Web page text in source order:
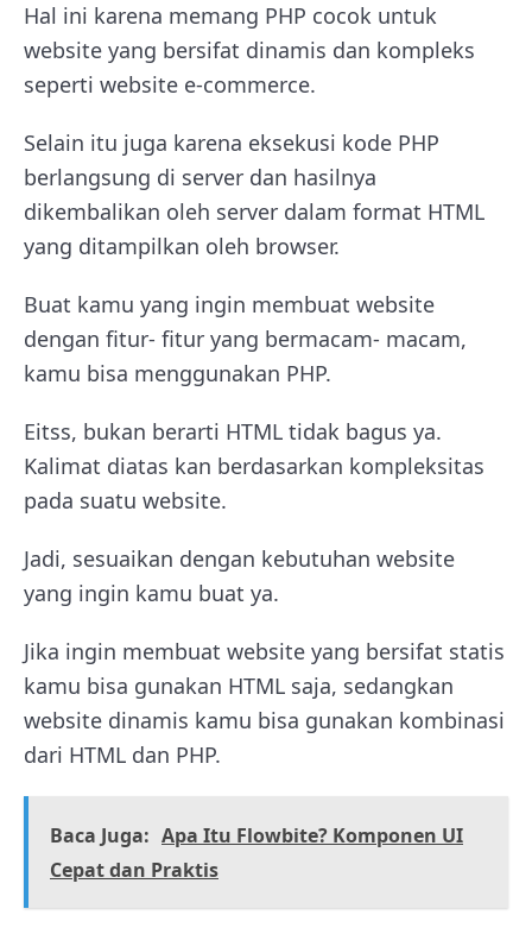
Hal ini karena memang PHP cocok untuk
website yang bersifat dinamis dan kompleks
seperti website e-commerce.
Selain itu juga karena eksekusi kode PHP
berlangsung di server dan hasilnya
dikembalikan oleh server dalam format HTML
yang ditampilkan oleh browser.
Buat kamu yang ingin membuat website
dengan fitur- fitur yang bermacam- macam,
kamu bisa menggunakan PHP.
Eitss, bukan berarti HTML tidak bagus ya.
Kalimat diatas kan berdasarkan kompleksitas
pada suatu website.
Jadi, sesuaikan dengan kebutuhan website
yang ingin kamu buat ya.
Jika ingin membuat website yang bersifat statis
kamu bisa gunakan HTML saja, sedangkan
website dinamis kamu bisa gunakan kombinasi
dari HTML dan PHP.
Baca Juga: Apa Itu Flowbite? Komponen UI
Cepat dan Praktis